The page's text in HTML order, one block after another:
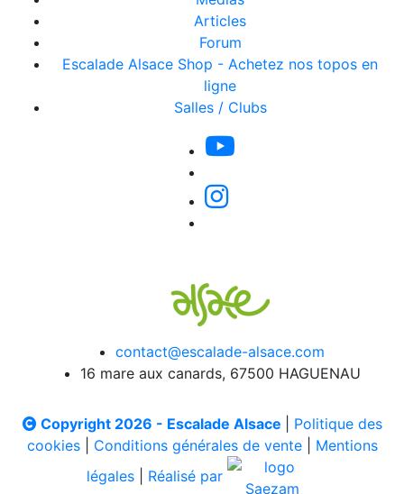
Articles
Forum
Escalade Alsace Shop - Achetez nos topos en
ligne
Salles / Clubs
contact@escalade-alsace.com
16 mare aux canards, 67500 HAGUENAU
Copyright 2026 - Escalade Alsace
Politique des
cookies| Conditions générales de vente| Mentions
légales
Réalisé par